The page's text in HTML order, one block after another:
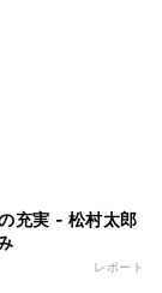
充実 - 松村太郎
レポート